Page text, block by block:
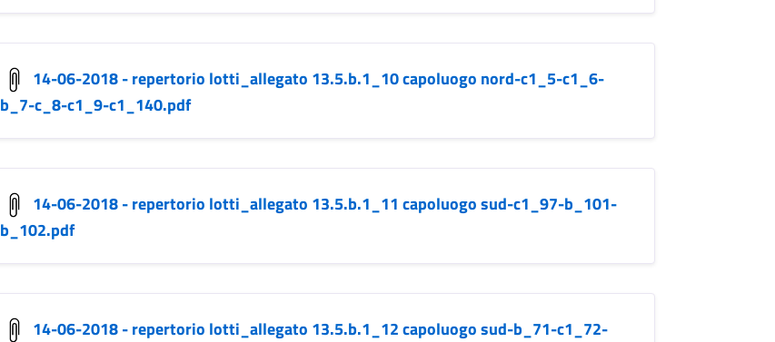
14-06-2018 - repertorio lotti_allegato 13.5.b.1_10 capoluogo nord-c1_5-c1_6-
b_7-c_8-c1_9-c1_140.pdf
14-06-2018 - repertorio lotti_allegato 13.5.b.1_11 capoluogo sud-c1_97-b_101-
b_102.pdf
14-06-2018 - repertorio lotti_allegato 13.5.b.1_12 capoluogo sud-b_71-c1_72-